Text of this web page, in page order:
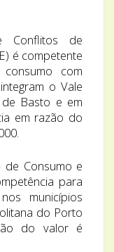
Conflitos de
é competente
com
o Vale
Basto e em
em razão do
de Consumo e
para
municípios
do Porto
do valor é